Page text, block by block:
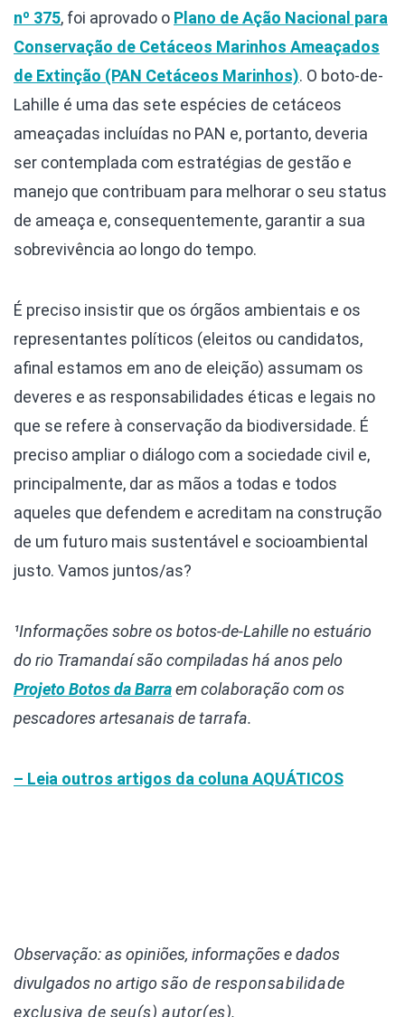
nº 375, foi aprovado o Plano de Ação Nacional para
Conservação de Cetáceos Marinhos Ameaçados
de Extinção (PAN Cetáceos Marinhos). O boto-de-
Lahille é uma das sete espécies de cetáceos
ameaçadas incluídas no PAN e, portanto, deveria
ser contemplada com estratégias de gestão e
manejo que contribuam para melhorar o seu status
de ameaça e, consequentemente, garantir a sua
sobrevivência ao longo do tempo.
É preciso insistir que os órgãos ambientais e os
representantes políticos (eleitos ou candidatos,
afinal estamos em ano de eleição) assumam os
deveres e as responsabilidades éticas e legais no
que se refere à conservação da biodiversidade. É
preciso ampliar o diálogo com a sociedade civil e,
principalmente, dar as mãos a todas e todos
aqueles que defendem e acreditam na construção
de um futuro mais sustentável e socioambiental
justo. Vamos juntos/as?
¹Informações sobre os botos-de-Lahille no estuário
do rio Tramandaí são compiladas há anos pelo
Projeto Botos da Barraem colaboração com os
pescadores artesanais de tarrafa.
– Leia outros artigos da coluna AQUÁTICOS
Observação: as opiniões, informações e dados
divulgadosno artigo são de responsabilidade
exclusiva de seu(s) autor(es).